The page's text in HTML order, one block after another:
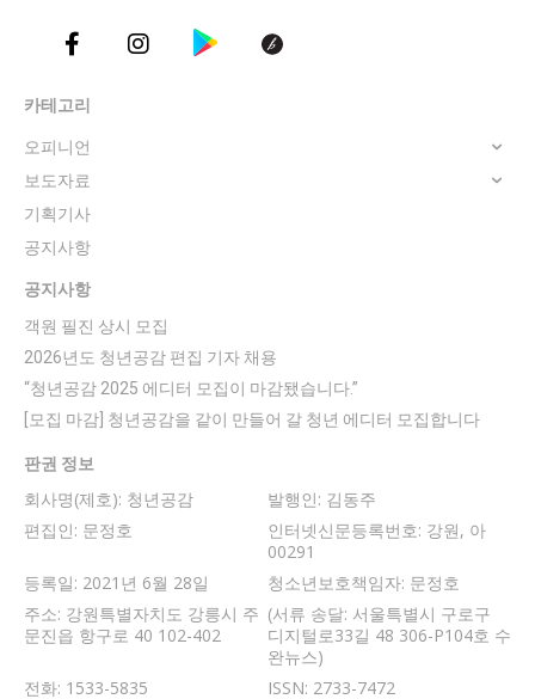
카테고리
오피니언
보도자료
기획기사
공지사항
공지사항
객원 필진 상시 모집
2026년도 청년공감 편집 기자 채용
“청년공감 2025 에디터 모집이 마감됐습니다.”
[모집 마감] 청년공감을 같이 만들어 갈 청년 에디터 모집합니다
판권 정보
회사명(제호): 청년공감
발행인: 김동주
편집인: 문정호
인터넷신문등록번호: 강원, 아
00291
등록일: 2021년 6월 28일
청소년보호책임자: 문정호
주소: 강원특별자치도 강릉시 주
문진읍 항구로 40 102-402
(서류 송달: 서울특별시 구로구
디지털로33길 48 306-P104호 수
완뉴스)
전화: 1533-5835
ISSN: 2733-7472